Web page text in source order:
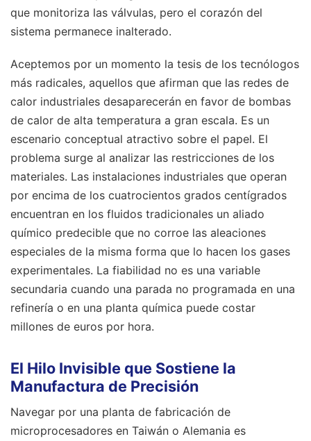
que monitoriza las válvulas, pero el corazón del
sistema permanece inalterado.
Aceptemos por un momento la tesis de los tecnólogos
más radicales, aquellos que afirman que las redes de
calor industriales desaparecerán en favor de bombas
de calor de alta temperatura a gran escala. Es un
escenario conceptual atractivo sobre el papel. El
problema surge al analizar las restricciones de los
materiales. Las instalaciones industriales que operan
por encima de los cuatrocientos grados centígrados
encuentran en los fluidos tradicionales un aliado
químico predecible que no corroe las aleaciones
especiales de la misma forma que lo hacen los gases
experimentales. La fiabilidad no es una variable
secundaria cuando una parada no programada en una
refinería o en una planta química puede costar
millones de euros por hora.
El Hilo Invisible que Sostiene la
Manufactura de Precisión
Navegar por una planta de fabricación de
microprocesadores en Taiwán o Alemania es